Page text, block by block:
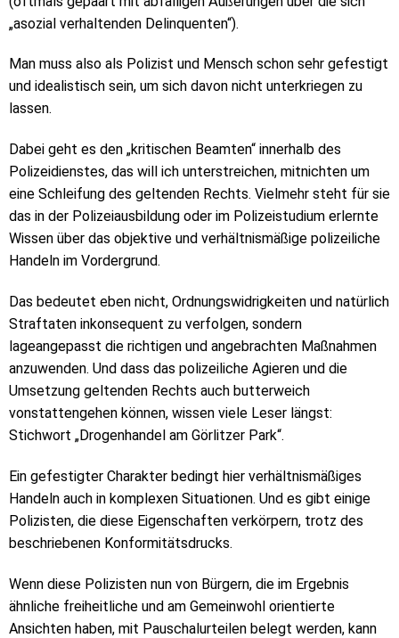
„asozial verhaltenden Delinquenten“).
Man muss also als Polizist und Mensch schon sehr gefestigt
und idealistisch sein, um sich davon nicht unterkriegen zu
lassen.
Dabei geht es den „kritischen Beamten“ innerhalb des
Polizeidienstes, das will ich unterstreichen, mitnichten um
eine Schleifung des geltenden Rechts. Vielmehr steht für sie
das in der Polizeiausbildung oder im Polizeistudium erlernte
Wissen über das objektive und verhältnismäßige polizeiliche
Handeln im Vordergrund.
Das bedeutet eben nicht, Ordnungswidrigkeiten und natürlich
Straftaten inkonsequent zu verfolgen, sondern
lageangepasst die richtigen und angebrachten Maßnahmen
anzuwenden. Und dass das polizeiliche Agieren und die
Umsetzung geltenden Rechts auch butterweich
vonstattengehen können, wissen viele Leser längst:
Stichwort „Drogenhandel am Görlitzer Park“.
Ein gefestigter Charakter bedingt hier verhältnismäßiges
Handeln auch in komplexen Situationen. Und es gibt einige
Polizisten, die diese Eigenschaften verkörpern, trotz des
beschriebenen Konformitätsdrucks.
Wenn diese Polizisten nun von Bürgern, die im Ergebnis
ähnliche freiheitliche und am Gemeinwohl orientierte
Ansichten haben, mit Pauschalurteilen belegt werden, kann